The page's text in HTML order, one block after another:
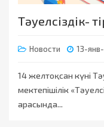
Тәуелсіздік-
Новости 13-
14 желтоқсан күні
мектепішілік
арасында...